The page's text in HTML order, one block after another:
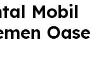
Mobil
Oase